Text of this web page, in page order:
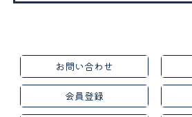
お問い合わせ
会員登録